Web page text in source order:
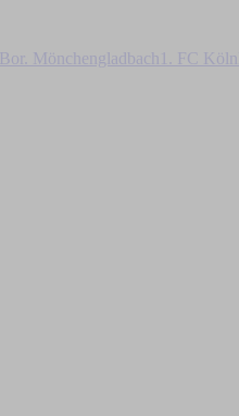
Bor. Mönchengladbach 1. FC Köln